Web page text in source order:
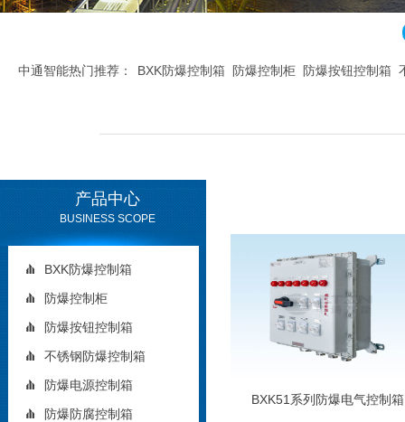
中通智能热门推荐： BXK防爆控制箱 防爆控制柜 防爆按钮控制箱
产品中心
BUSINESS SCOPE
BXK防爆控制箱
防爆控制柜
防爆按钮控制箱
不锈钢防爆控制箱
防爆电源控制箱
防爆防腐控制箱
BXK51系列防爆电气控制箱